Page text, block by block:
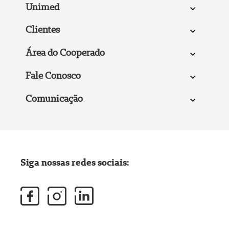
Unimed
Clientes
Área do Cooperado
Fale Conosco
Comunicação
Siga nossas redes sociais: